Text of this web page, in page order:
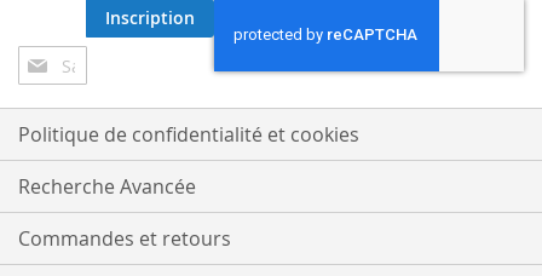
Inscription
à
notre
lettre
d’information
:
Inscription
Politique de confidentialité et cookies
Recherche Avancée
Commandes et retours